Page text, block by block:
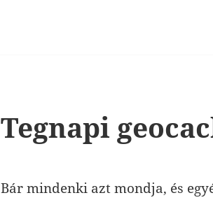
Tegnapi
Bár mindenki azt mondja, és